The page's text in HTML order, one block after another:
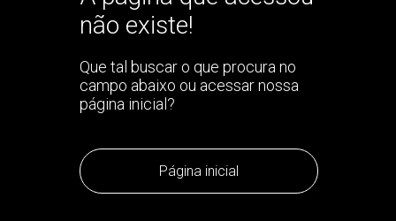
não existe!
Que tal buscar o que procura no
campo abaixo ou acessar nossa
página inicial?
Página inicial